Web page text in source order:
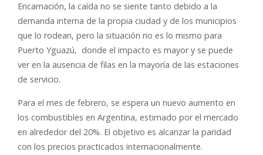
Encarnación, la caída no se siente tanto debido a la
demanda interna de la propia ciudad y de los municipios
que lo rodean, pero la situación no es lo mismo para
Puerto Yguazú, donde el impacto es mayor y se puede
ver en la ausencia de filas en la mayoría de las estaciones
de servicio.
Para el mes de febrero, se espera un nuevo aumento en
los combustibles en Argentina, estimado por el mercado
en alrededor del 20%. El objetivo es alcanzar la paridad
con los precios practicados internacionalmente.